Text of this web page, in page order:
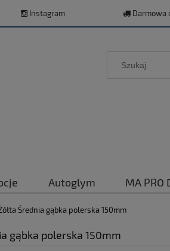
Instagram Darmowa
Autoglym MA PRO
Średnia gąbka polerska 150mm
gąbka polerska 150mm